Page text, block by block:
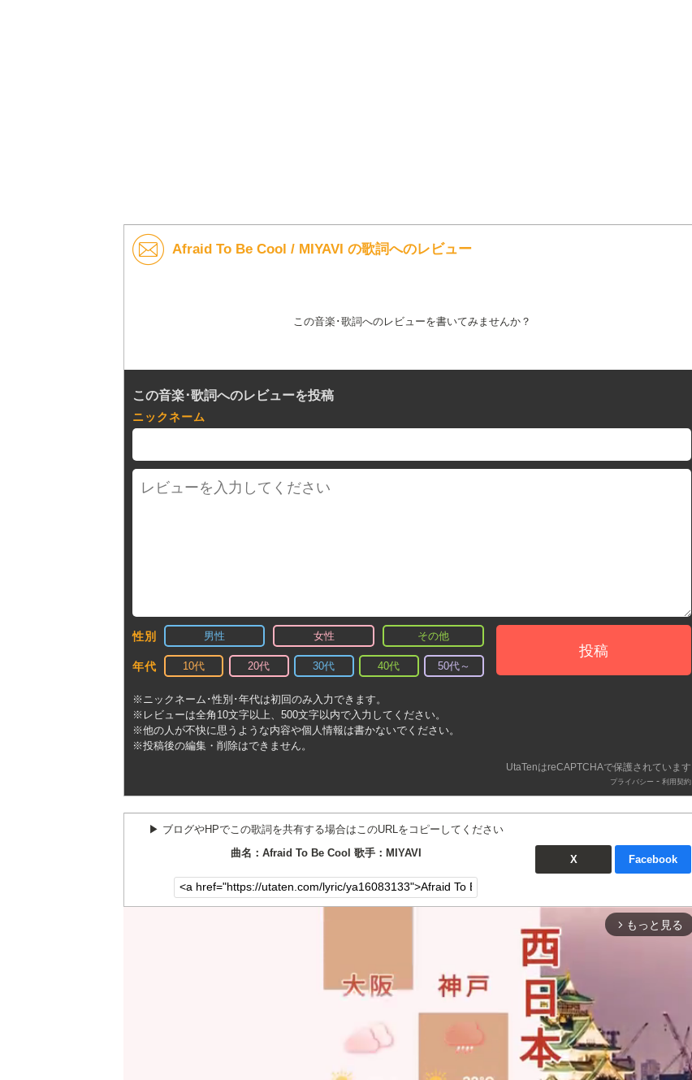
Afraid To Be Cool / MIYAVI の歌詞へのレビュー
この音楽･歌詞へのレビューを書いてみませんか？
この音楽･歌詞へのレビューを投稿
ニックネーム
性別 男性 女性 その他
年代 10代 20代 30代 40代 50代～
投稿
※ニックネーム･性別･年代は初回のみ入力できます。
※レビューは全角10文字以上、500文字以内で入力してください。
※他の人が不快に思うような内容や個人情報は書かないでください。
※投稿後の編集・削除はできません。
UtaTenはreCAPTCHAで保護されています
プライバシー - 利用契約
▶︎ ブログやHPでこの歌詞を共有する場合はこのURLをコピーしてください
曲名：Afraid To Be Cool 歌手：MIYAVI
X Facebook
arrow_forward_ios もっと見る